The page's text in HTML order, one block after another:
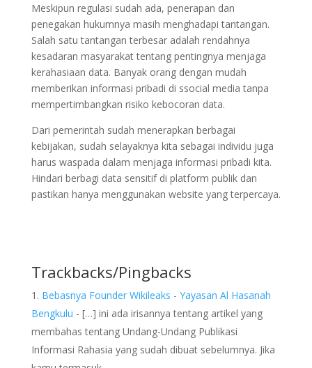
Meskipun regulasi sudah ada, penerapan dan
penegakan hukumnya masih menghadapi tantangan.
Salah satu tantangan terbesar adalah rendahnya
kesadaran masyarakat tentang pentingnya menjaga
kerahasiaan data. Banyak orang dengan mudah
memberikan informasi pribadi di ssocial media tanpa
mempertimbangkan risiko kebocoran data.
Dari pemerintah sudah menerapkan berbagai
kebijakan, sudah selayaknya kita sebagai individu juga
harus waspada dalam menjaga informasi pribadi kita.
Hindari berbagi data sensitif di platform publik dan
pastikan hanya menggunakan website yang terpercaya.
Trackbacks/Pingbacks
Bebasnya Founder Wikileaks - Yayasan Al Hasanah
Bengkulu - […] ini ada irisannya tentang artikel yang
membahas tentang Undang-Undang Publikasi
Informasi Rahasia yang sudah dibuat sebelumnya. Jika